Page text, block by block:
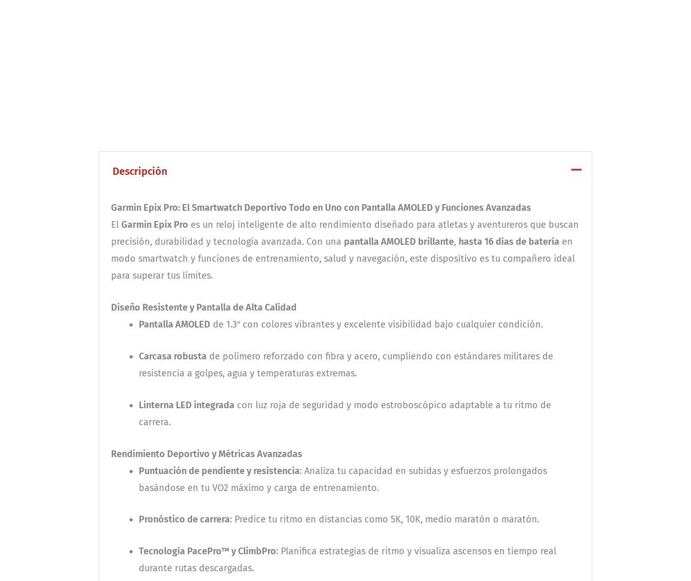
Descripción
Garmin Epix Pro: El Smartwatch Deportivo Todo en Uno con Pantalla AMOLED y Funciones Avanzadas
ElGarmin Epix Pro es un reloj inteligente de alto rendimiento diseñado para atletas y aventureros que buscan
precisión, durabilidad y tecnología avanzada. Con una pantalla AMOLED brillante, hasta 16 días de batería en
modo smartwatch y funciones de entrenamiento, salud y navegación, este dispositivo es tu compañero ideal
para superar tus límites.
Diseño Resistente y Pantalla de Alta Calidad
Pantalla AMOLED de 1.3″ con colores vibrantes y excelente visibilidad bajo cualquier condición.
Carcasa robusta de polímero reforzado con fibra y acero, cumpliendo con estándares militares de
resistencia a golpes, agua y temperaturas extremas.
Linterna LED integrada con luz roja de seguridad y modo estroboscópico adaptable a tu ritmo de
carrera.
Rendimiento Deportivo y Métricas Avanzadas
Puntuación de pendiente y resistencia: Analiza tu capacidad en subidas y esfuerzos prolongados
basándose en tu VO2 máximo y carga de entrenamiento.
Pronóstico de carrera: Predice tu ritmo en distancias como 5K, 10K, medio maratón o maratón.
Tecnología PacePro™ y ClimbPro: Planifica estrategias de ritmo y visualiza ascensos en tiempo real
durante rutas descargadas.